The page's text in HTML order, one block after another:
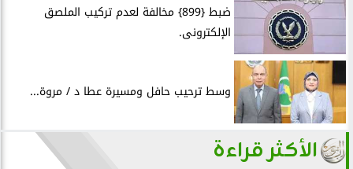
ضبط {899} مخالفة لعدم تركيب الملصق
الإلكترونى.
وسط ترحيب حافل ومسيرة عطا د / مروة...
الأكثر قراءة